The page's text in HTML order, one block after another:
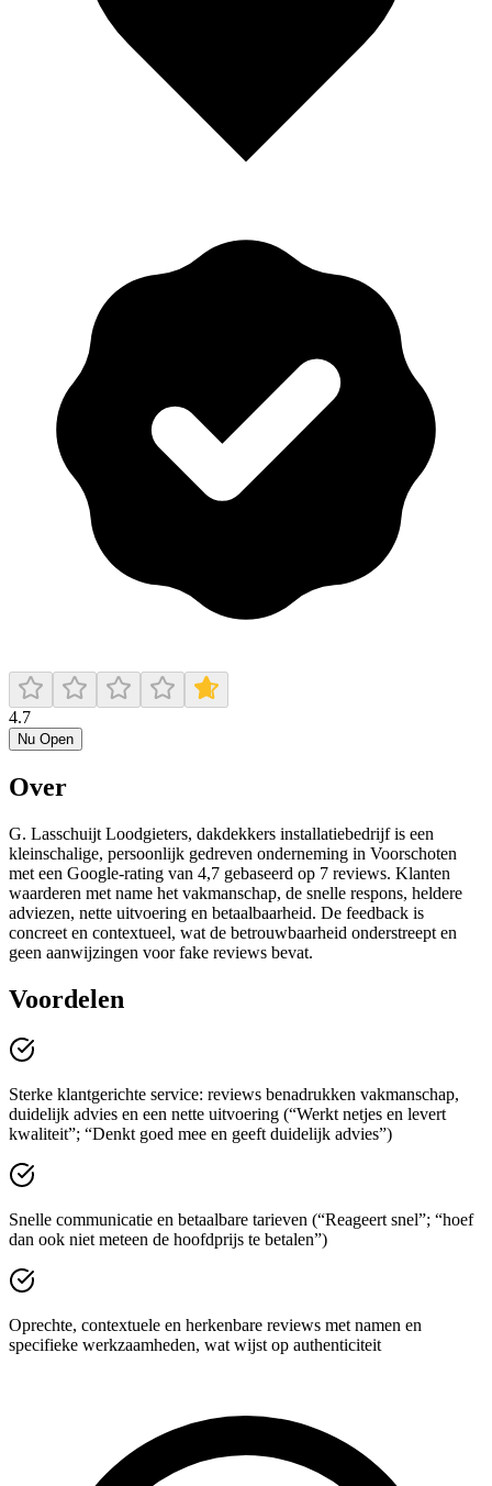
4.7
Nu Open
Over
G. Lasschuijt Loodgieters, dakdekkers installatiebedrijf is een
kleinschalige, persoonlijk gedreven onderneming in Voorschoten
met een Google-rating van 4,7 gebaseerd op 7 reviews. Klanten
waarderen met name het vakmanschap, de snelle respons, heldere
adviezen, nette uitvoering en betaalbaarheid. De feedback is
concreet en contextueel, wat de betrouwbaarheid onderstreept en
geen aanwijzingen voor fake reviews bevat.
Voordelen
Sterke klantgerichte service: reviews benadrukken vakmanschap,
duidelijk advies en een nette uitvoering (“Werkt netjes en levert
kwaliteit”; “Denkt goed mee en geeft duidelijk advies”)
Snelle communicatie en betaalbare tarieven (“Reageert snel”; “hoef
dan ook niet meteen de hoofdprijs te betalen”)
Oprechte, contextuele en herkenbare reviews met namen en
specifieke werkzaamheden, wat wijst op authenticiteit